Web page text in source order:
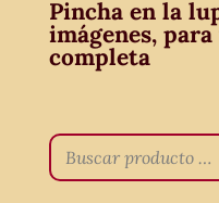
Pincha en la
imágenes,
completa